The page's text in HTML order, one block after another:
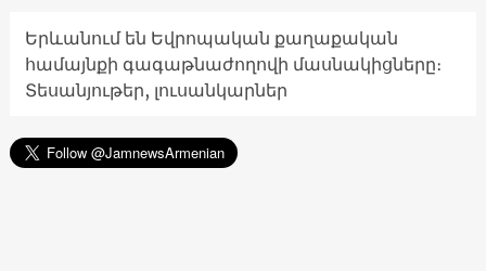
Երևանում են Եվրոպական քաղաքական
համայնքի գագաթնաժողովի մասնակիցները։
Տեսանյութեր, լուսանկարներ